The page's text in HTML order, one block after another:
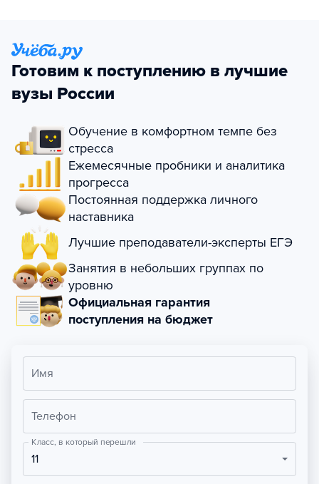
Готовим к поступлению в лучшие
вузы России
Обучение в комфортном темпе без
стресса
Ежемесячные пробники и аналитика
прогресса
Постоянная поддержка личного
наставника
Лучшие преподаватели-эксперты ЕГЭ
Занятия в небольших группах по
уровню
Официальная гарантия
поступления на бюджет
Имя
Телефон
Класс, в который перешли
11